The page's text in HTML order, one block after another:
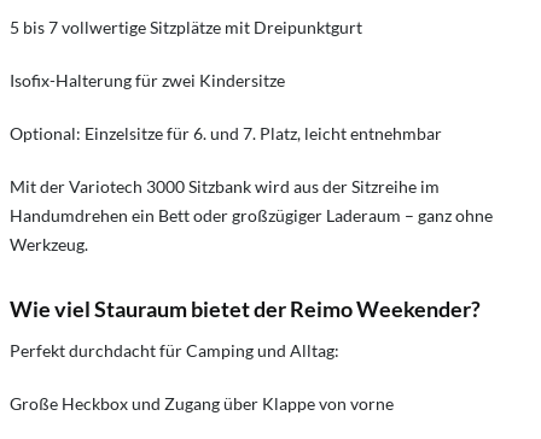
5 bis 7 vollwertige Sitzplätze mit Dreipunktgurt
Isofix-Halterung für zwei Kindersitze
Optional: Einzelsitze für 6. und 7. Platz, leicht entnehmbar
Mit der Variotech 3000 Sitzbank wird aus der Sitzreihe im
Handumdrehen ein Bett oder großzügiger Laderaum – ganz ohne
Werkzeug.
Wie viel Stauraum bietet der Reimo Weekender?
Perfekt durchdacht für Camping und Alltag:
Große Heckbox und Zugang über Klappe von vorne